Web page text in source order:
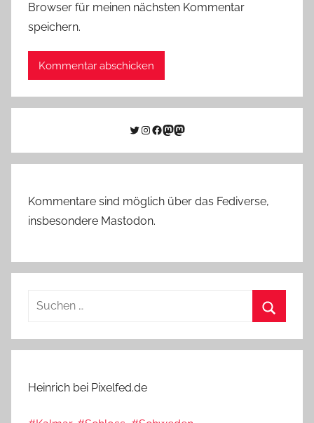
Browser für meinen nächsten Kommentar
speichern.
Twitter
Instagram
Facebook
Link zu Mastodon
Mastodon
Kommentare sind möglich über das Fediverse,
insbesondere Mastodon.
Suchen
Heinrich bei Pixelfed.de